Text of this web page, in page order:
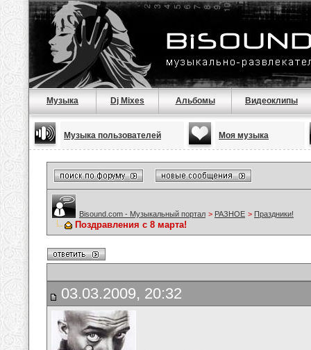
Музыка Dj Mixes Альбомы Видеоклипы
Музыка пользователей Моя музыка
Bisound.com - Музыкальный портал > РАЗНОЕ > Праздники!
Поздравления с 8 марта!
03.03.2009, 20:32